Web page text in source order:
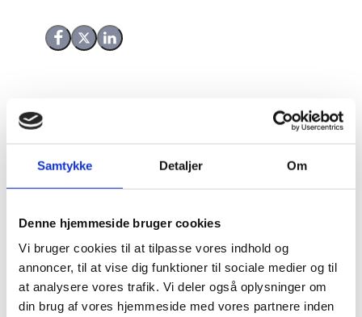
Samtykke Detaljer Om
Denne hjemmeside bruger cookies
Vi bruger cookies til at tilpasse vores indhold og
annoncer, til at vise dig funktioner til sociale medier og til
at analysere vores trafik. Vi deler også oplysninger om
din brug af vores hjemmeside med vores partnere inden
Del på Facebook
Del på X (Twitter)
Del på LinkedIn